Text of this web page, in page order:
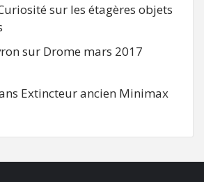
sur les étagères objets
sur Drome mars 2017
Extincteur ancien Minimax